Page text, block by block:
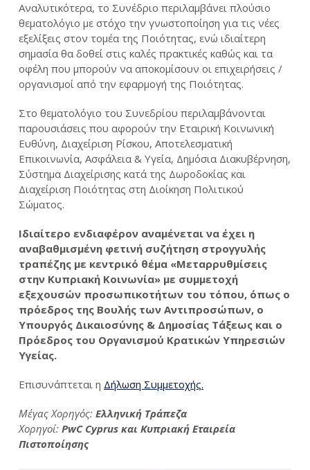
Αναλυτικότερα, το Συνέδριο περιλαμβάνει πλούσιο
θεματολόγιο με στόχο την γνωστοποίηση για τις νέες
εξελίξεις στον τομέα της Ποιότητας, ενώ ιδιαίτερη
σημασία θα δοθεί στις καλές πρακτικές καθώς και τα
οφέλη που μπορούν να αποκομίσουν οι επιχειρήσεις /
οργανισμοί από την εφαρμογή της Ποιότητας.
Στο θεματολόγιο του Συνεδρίου περιλαμβάνονται
παρουσιάσεις που αφορούν την Εταιρική Κοινωνική
Ευθύνη, Διαχείριση Ρίσκου, Αποτελεσματική
Επικοινωνία, Ασφάλεια & Υγεία, Δημόσια Διακυβέρνηση,
Σύστημα Διαχείρισης κατά της Δωροδοκίας και
Διαχείριση Ποιότητας στη Διοίκηση Πολιτικού
Σώματος.
Ιδιαίτερο ενδιαφέρον αναμένεται να έχει η
αναβαθμισμένη φετινή συζήτηση στρογγυλής
τραπέζης με κεντρικό θέμα «Μεταρρυθμίσεις
στην Κυπριακή Κοινωνία» με συμμετοχή
εξεχουσών προσωπικοτήτων του τόπου, όπως ο
πρόεδρος της Βουλής των Αντιπροσώπων, ο
Υπουργός Δικαιοσύνης & Δημοσίας Τάξεως και ο
Πρόεδρος του Οργανισμού Κρατικών Υπηρεσιών
Υγείας.
Επισυνάπτεται η Δήλωση Συμμετοχής.
Μέγας Χορηγός: Ελληνική Τράπεζα
Χορηγοί: PwC Cyprus και Κυπριακή Εταιρεία
Πιστοποίησης